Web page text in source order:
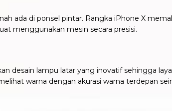
ada di ponsel pintar. Rangka iPhone X
menggunakan mesin secara presisi.
desain lampu latar yang inovatif sehingga
warna dengan akurasi warna terdepan